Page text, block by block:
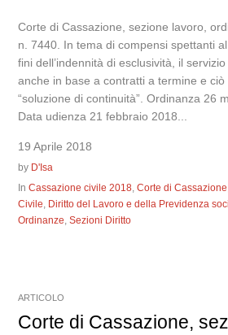
Corte di Cassazione, sezione lavoro,
n. 7440. In tema di compensi spettanti
fini dell’indennità di esclusività, il
anche in base a contratti a termine e ciò
“soluzione di continuità”. Ordinanza 26
Data udienza 21 febbraio 2018...
19 Aprile 2018
by D'Isa
InCassazione civile 2018,Corte di Cassazione
Civile, Diritto del Lavoro e della Previdenza
Ordinanze,Sezioni Diritto
ARTICOLO
Corte di Cassazione,